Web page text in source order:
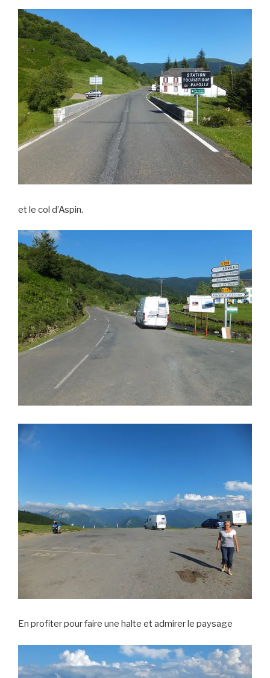
et le col d’Aspin.
En profiter pour faire une halte et admirer le paysage